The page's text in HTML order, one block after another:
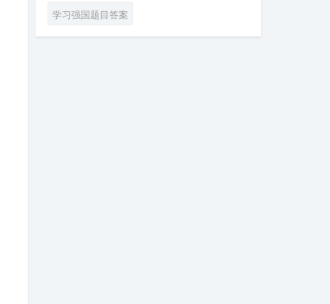
自我提高，确保
或少数人私利的
党人政治本色
团结统一的根本
学习强国题目答案